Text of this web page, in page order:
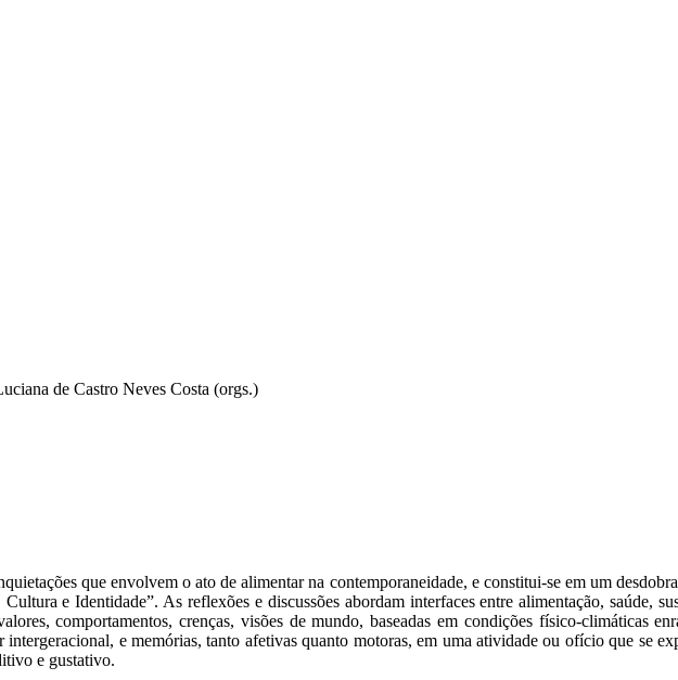
de Castro Neves Costa (orgs.)
que envolvem o ato de alimentar na contemporaneidade, e constitui-se em um
e Identidade”. As reflexões e discussões abordam interfaces entre alimentação, saúde,
comportamentos, crenças, visões de mundo, baseadas em condições físico-climáticas
intergeracional, e memórias, tanto afetivas quanto motoras, em uma atividade ou ofício que se
e gustativo.